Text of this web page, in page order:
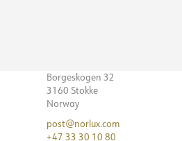
Borgeskogen 32
3160 Stokke
Norway
post@norlux.com
+47 33 30 10 80